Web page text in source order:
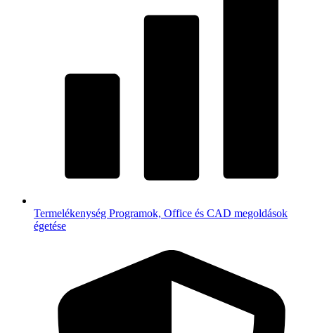
Termelékenység Programok, Office és CAD megoldások
égetése